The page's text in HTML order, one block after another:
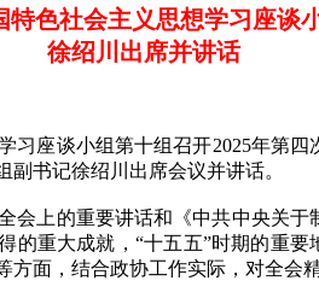
特色社会主义思想学习座谈
徐绍川出席并讲话
座谈小组第十组召开2025年第四
书记徐绍川出席会议并讲话。
上的重要讲话和《中共中央关于
重大成就，“十五五”时期的重
面，结合政协工作实际，对全会